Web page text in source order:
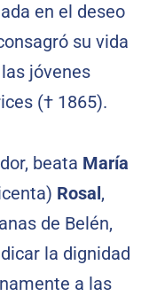
en el deseo
su vida
jóvenes
(† 1865).
beata María
Rosal,
de Belén,
la dignidad
a las